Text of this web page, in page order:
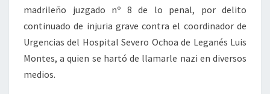
madrileño juzgado nº 8 de lo penal, por delito
continuado de injuria grave contra el coordinador de
Urgencias del Hospital Severo Ochoa de Leganés Luis
Montes, a quien se hartó de llamarle nazi en diversos
medios.